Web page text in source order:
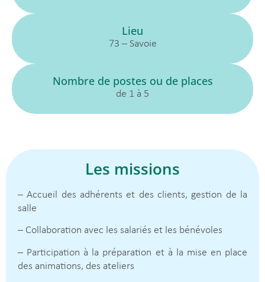
Lieu
73 – Savoie
Nombre de postes ou de places
de 1 à 5
Les missions
– Accueil des adhérents et des clients, gestion de la
salle
– Collaboration avec les salariés et les bénévoles
– Participation à la préparation et à la mise en place
des animations, des ateliers